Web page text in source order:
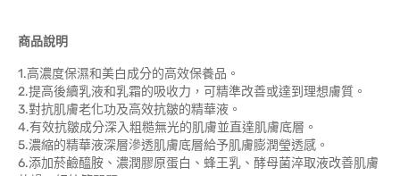
商品說明
1.高濃度保濕和美白成分的高效保養品。
2.提高後續乳液和乳霜的吸收力，可精準改善或達到理想膚質。
3.對抗肌膚老化功及高效抗皺的精華液。
4.有效抗皺成分深入粗糙無光的肌膚並直達肌膚底層。
5.濃縮的精華液深層滲透肌膚底層給予肌膚膨潤瑩透感。
6.添加菸鹼醯胺、濃潤膠原蛋白、蜂王乳、酵母菌淬取液改善肌膚